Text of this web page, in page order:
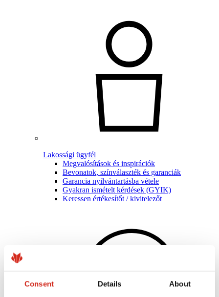
Consent Details About
Lakossági ügyfél
Megvalósítások és inspirációk
Bevonatok, színválaszték és garanciák
Garancia nyilvántartásba vétele
Gyakran ismételt kérdések (GYIK)
Keressen értékesítőt / kivitelezőt